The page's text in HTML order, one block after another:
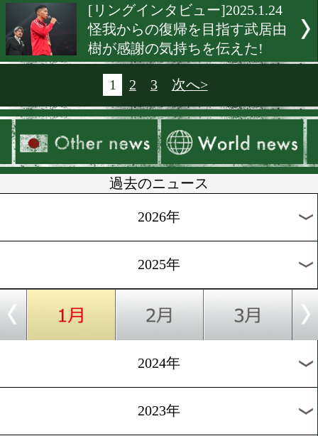
挑発厳禁! キム・イェジュ
井上尚弥と一夜明けて笑顔
会。
[一夜明け会見]2025.1.25
井上尚弥がフェザー級に挑
バンタム級王座は保持
[プレスルーム]2025.1.25
井上尚弥は一生に一度しか
えないボクサー!
[リングインタビュー
試合を春にラスベガスと明
[リングインタビュー
怪我からの復帰を目指す武
樹が感謝の気持ちを伝えた!